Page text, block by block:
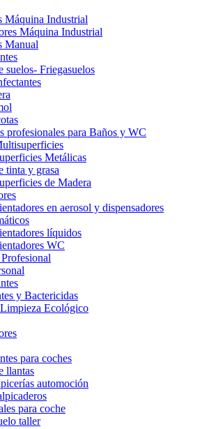
Máquina Industrial
Máquina Industrial
Manual
suelos- Friegasuelos
profesionales para Baños y WC
Metálicas
tinta y grasa
de Madera
en aerosol y dispensadores
líquidos
WC
y Bactericidas
Ecológico
para coches
llantas
automoción
para coche
taller